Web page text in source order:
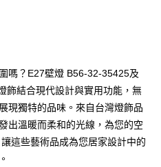
付款」的支付方式。 讓您購物簡單
不需儲值。
即可結帳。
」後，將跳轉至「AFTEE先享後付」
，即可完成結帳。
知簡訊。
此簡訊中的連結，可透過四大超商／
上)免運費
嗎？E27壁燈 B56-32-35425及
飾結合現代設計與實用功能，無
現獨特的品味。來自台灣燈飾品
出溫暖而柔和的光線，為您的空
這些藝術品成為您居家設計中的